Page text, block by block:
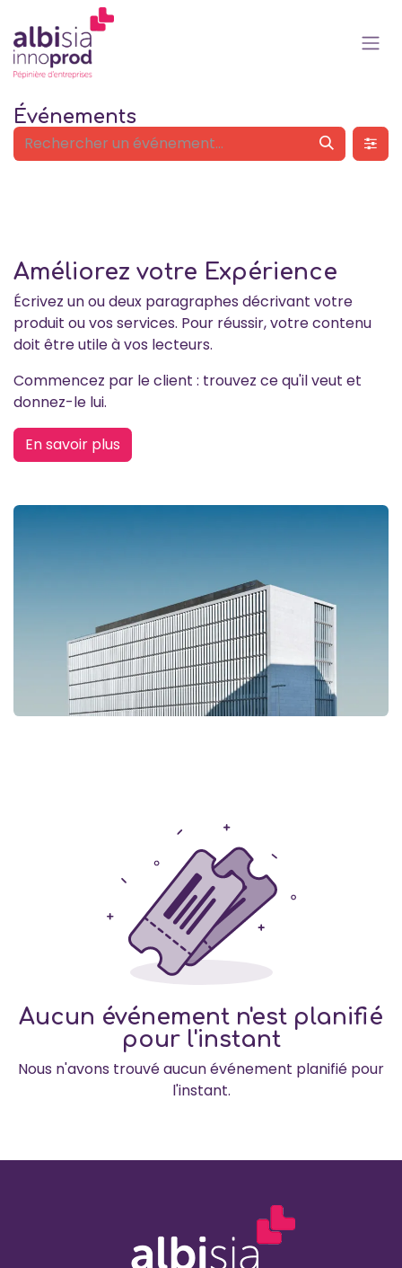
Se rendre au contenu
Événements
Améliorez votre Expérience
Écrivez un ou deux paragraphes décrivant votre
produit ou vos services. Pour réussir, votre contenu
doit être utile à vos lecteurs.
Commencez par le client : trouvez ce qu'il veut et
donnez-le lui.
En savoir plus
Aucun événement n'est planifié
pour l'instant
Nous n'avons trouvé aucun événement planifié pour
l'instant.